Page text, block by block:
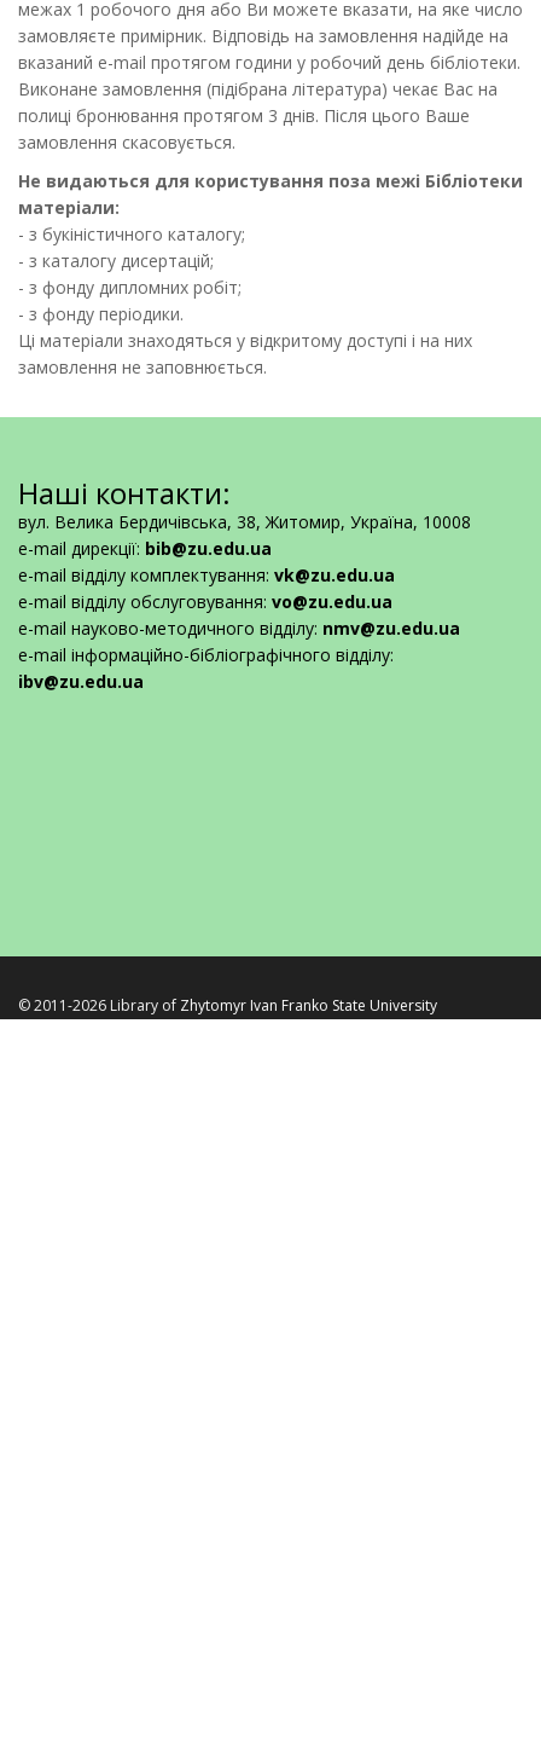
межах 1 робочого дня або Ви можете вказати, на яке число
замовляєте примірник. Відповідь на замовлення надійде на
вказаний е-mail протягом години у робочий день бібліотеки.
Виконане замовлення (підібрана література) чекає Вас на
полиці бронювання протягом 3 днів. Після цього Ваше
замовлення скасовується.
Не видаються для користування поза межі Бібліотеки
матеріали:
- з букіністичного каталогу;
- з каталогу дисертацій;
- з фонду дипломних робіт;
- з фонду періодики.
Ці матеріали знаходяться у відкритому доступі і на них
замовлення не заповнюється.
Наші контакти:
вул. Велика Бердичівська, 38, Житомир, Україна, 10008
e-mail дирекції: bib@zu.edu.ua
e-mail відділу комплектування: vk@zu.edu.ua
e-mail відділу обслуговування: vo@zu.edu.ua
e-mail науково-методичного відділу: nmv@zu.edu.ua
e-mail інформаційно-бібліографічного відділу:
ibv@zu.edu.ua
© 2011-2026 Library of Zhytomyr Ivan Franko State University